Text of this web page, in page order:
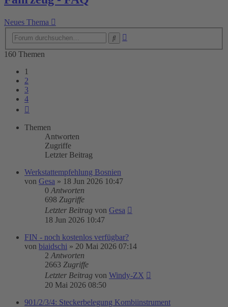
Neues Thema
160 Themen
1
2
3
4
Themen
Antworten
Zugriffe
Letzter Beitrag
Werkstattempfehlung Bosnien
von Gesa » 18 Jun 2026 10:47
0 Antworten
698 Zugriffe
Letzter Beitrag von Gesa
18 Jun 2026 10:47
FIN - noch kostenlos verfügbar?
von biaidschi » 20 Mai 2026 07:14
2 Antworten
2663 Zugriffe
Letzter Beitrag von Windy-ZX
20 Mai 2026 08:50
901/2/3/4: Steckerbelegung Kombiinstrument